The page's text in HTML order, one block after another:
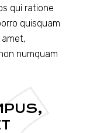
qui ratione
quisquam
numquam